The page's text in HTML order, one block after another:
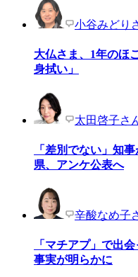
小谷みどり
大仏さま、1年のほ
身拭い」
太田啓子さ
「差別でない」知
県、アンケ公表へ
辛酸なめ子
「マチアプ」で出
事実が明らかに